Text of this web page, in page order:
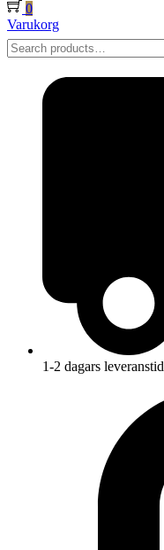
0
Varukorg
Search
for:>
1-2 dagars leveranstid